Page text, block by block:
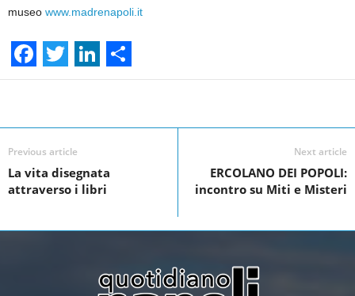
museo www.madrenapoli.it
F
c
e
b
o
T
i
t
t
r
L
n
k
e
I
S
a
e
Previous article
La vita disegnata
attraverso i libri
Next article
ERCOLANO DEI POPOLI:
incontro su Miti e Misteri